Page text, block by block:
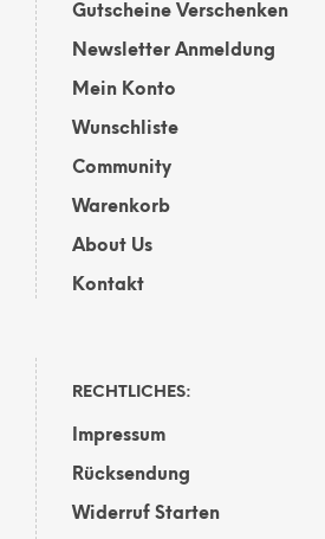
Gutscheine Verschenken
Newsletter Anmeldung
Mein Konto
Wunschliste
Community
Warenkorb
About Us
Kontakt
RECHTLICHES:
Impressum
Rücksendung
Widerruf Starten